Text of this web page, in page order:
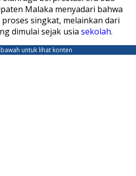
Malaka menyadari bahwa
singkat, melainkan dari
dimulai sejak usia sekolah.
untuk lihat konten